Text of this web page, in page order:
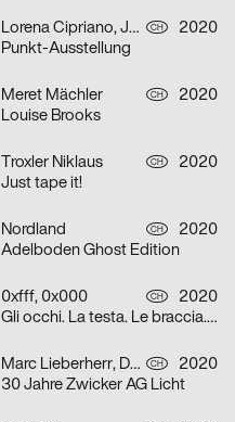
Lorena Cipriano, Julia Hoogkamer CH
2020
Punkt-Ausstellung
Meret Mächler CH
2020
Louise Brooks
Troxler Niklaus CH
2020
Just tape it!
Nordland CH
2020
Adelboden Ghost Edition
0xfff, 0x000 CH
2020
Gli occhi. La testa. Le braccia. Le mani. Il cuore. Grazie.
Marc Lieberherr, David Zwicker CH
2020
30 Jahre Zwicker AG Licht